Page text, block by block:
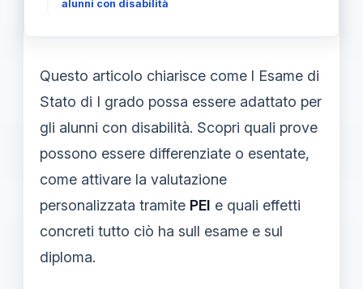
alunni con disabilità
Questo articolo chiarisce come l Esame di
Stato di I grado possa essere adattato per
gli alunni con disabilità. Scopri quali prove
possono essere differenziate o esentate,
come attivare la valutazione
personalizzata tramite PEI e quali effetti
concreti tutto ciò ha sull esame e sul
diploma.